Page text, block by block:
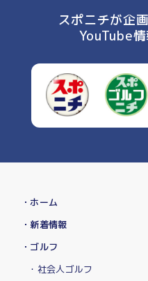
スポニチが企
YouTube
・ホーム
・新着情報
・ゴルフ
・社会人ゴルフ